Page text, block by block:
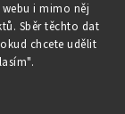
i mimo něj
Sběr těchto dat
chcete udělit